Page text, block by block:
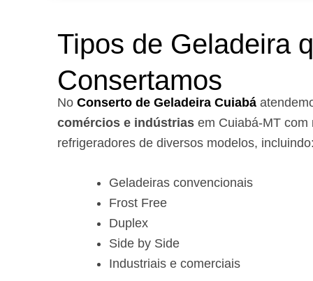
Tipos de Geladeira
Consertamos
No Conserto de Geladeira Cuiabá
comércios e indústrias em Cuiabá-MT com
refrigeradores de diversos modelos, incluindo:
Geladeiras convencionais
Frost Free
Duplex
Side by Side
Industriais e comerciais